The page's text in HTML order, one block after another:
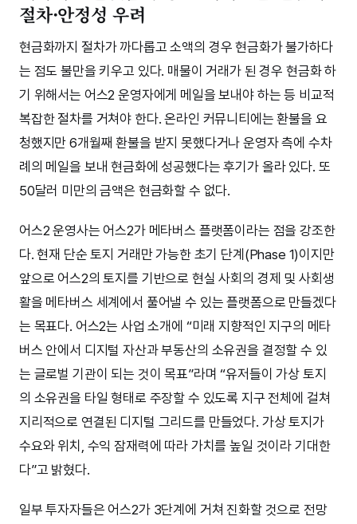
절차·안정성 우려
현금화까지 절차가 까다롭고 소액의 경우 현금화가 불가하다
는 점도 불만을 키우고 있다. 매물이 거래가 된 경우 현금화 하
기 위해서는 어스2 운영자에게 메일을 보내야 하는 등 비교적
복잡한 절차를 거쳐야 한다. 온라인 커뮤니티에는 환불을 요
청했지만 6개월째 환불을 받지 못했다거나 운영자 측에 수차
례의 메일을 보내 현금화에 성공했다는 후기가 올라 있다. 또
50달러 미만의 금액은 현금화할 수 없다.
어스2 운영사는 어스2가 메타버스 플랫폼이라는 점을 강조한
다. 현재 단순 토지 거래만 가능한 초기 단계(Phase 1)이지만
앞으로 어스2의 토지를 기반으로 현실 사회의 경제 및 사회생
활을 메타버스 세계에서 풀어낼 수 있는 플랫폼으로 만들겠다
는 목표다. 어스2는 사업 소개에 “미래 지향적인 지구의 메타
버스 안에서 디지털 자산과 부동산의 소유권을 결정할 수 있
는 글로벌 기관이 되는 것이 목표”라며 “유저들이 가상 토지
의 소유권을 타일 형태로 주장할 수 있도록 지구 전체에 걸쳐
지리적으로 연결된 디지털 그리드를 만들었다. 가상 토지가
수요와 위치, 수익 잠재력에 따라 가치를 높일 것이라 기대한
다”고 밝혔다.
일부 투자자들은 어스2가 3단계에 거쳐 진화할 것으로 전망